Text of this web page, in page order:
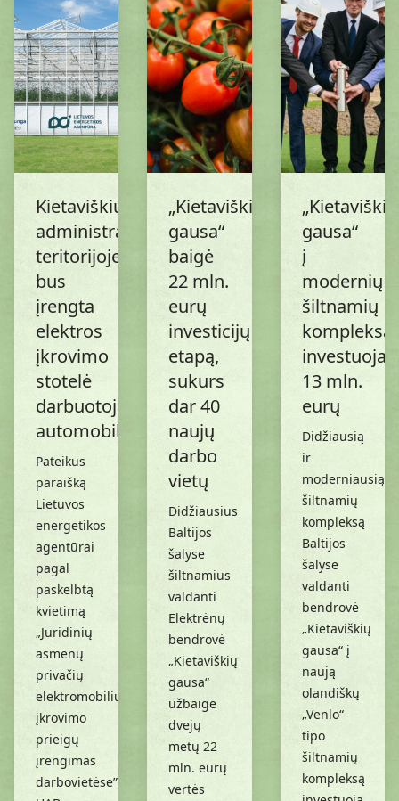
Kietaviškių
administracijos
teritorijoje
bus
įrengta
elektros
įkrovimo
stotelė
darbuotojų
automobiliams
Pateikus
paraišką
Lietuvos
energetikos
agentūrai
pagal
paskelbtą
kvietimą
„Juridinių
asmenų
privačių
elektromobilių
įkrovimo
prieigų
įrengimas
darbovietėse”,
„Kietaviškių
gausa“
baigė
22 mln.
eurų
investicijų
etapą,
sukurs
dar 40
naujų
darbo
vietų
Didžiausius
Baltijos
šalyse
šiltnamius
valdanti
Elektrėnų
bendrovė
„Kietaviškių
gausa“
užbaigė
dvejų
metų 22
mln. eurų
vertės
„Kietaviškių
gausa“
į
modernių
šiltnamių
kompleksą
investuoja
13 mln.
eurų
Didžiausią
ir
moderniausią
šiltnamių
kompleksą
Baltijos
šalyse
valdanti
bendrovė
„Kietaviškių
gausa“ į
naują
olandiškų
„Venlo“
tipo
šiltnamių
kompleksą